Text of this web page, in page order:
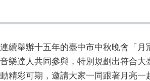
續舉辦十五年的臺中市中秋晚會「
樂達人共同參與，特別規劃出符合
精彩可期，邀請大家一同跟著月亮一